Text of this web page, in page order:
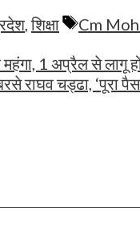
,शिक्षा Tags
Cm
1 अप्रैल से लागू
राघव चड्ढा, ‘पूरा